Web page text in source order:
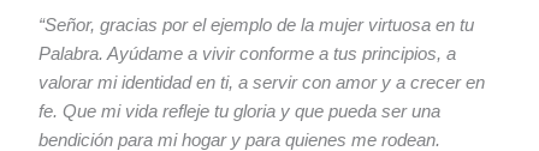
“Señor, gracias por el ejemplo de la mujer virtuosa en tu
Palabra. Ayúdame a vivir conforme a tus principios, a
valorar mi identidad en ti, a servir con amor y a crecer en
fe. Que mi vida refleje tu gloria y que pueda ser una
bendición para mi hogar y para quienes me rodean.